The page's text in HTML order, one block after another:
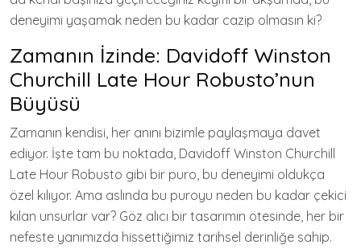
deneyimi yaşamak neden bu kadar cazip olmasın ki?
Zamanın İzinde: Davidoff Winston
Churchill Late Hour Robusto’nun
Büyüsü
Zamanın kendisi, her anını bizimle paylaşmaya davet
ediyor. İşte tam bu noktada, Davidoff Winston Churchill
Late Hour Robusto gibi bir puro, bu deneyimi oldukça
özel kılıyor. Ama aslında bu puroyu neden bu kadar çekici
kılan unsurlar var? Göz alıcı bir tasarımın ötesinde, her bir
nefeste yanımızda hissettiğimiz tarihsel derinliğe sahip.